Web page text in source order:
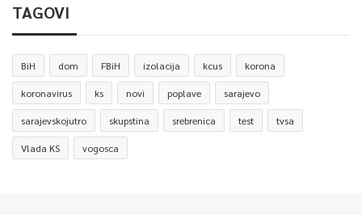
TAGOVI
BiH dom FBiH izolacija kcus korona
koronavirus ks novi poplave sarajevo
sarajevskojutro skupstina srebrenica test tvsa
Vlada KS vogosca